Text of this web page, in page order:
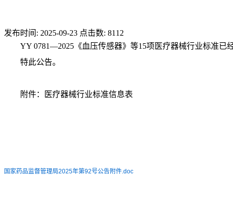
发布时间: 2025-09-23 点击数: 8112
YY 0781—2025《血压传感器》等15项医疗器械行业标准已
特此公告。
附件：医疗器械行业标准信息表
国家药品监督管理局2025年第92号公告附件.doc